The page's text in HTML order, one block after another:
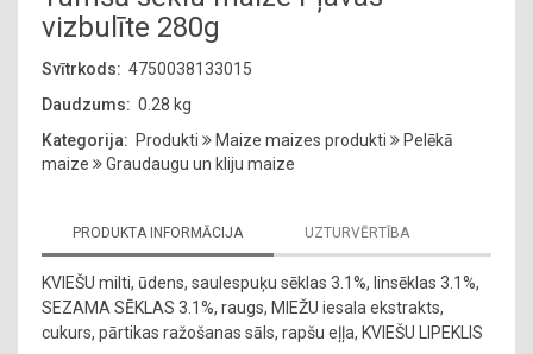
vizbulīte 280g
Svītrkods: 4750038133015
Daudzums: 0.28 kg
Kategorija: Produkti Maize maizes produkti
Pelēkā
maize
Graudaugu un kliju maize
PRODUKTA INFORMĀCIJA UZTURVĒRTĪBA
KVIEŠU milti, ūdens, saulespuķu sēklas 3.1%, linsēklas 3.1%,
SEZAMA SĒKLAS 3.1%, raugs, MIEŽU iesala ekstrakts,
cukurs, pārtikas ražošanas sāls, rapšu eļļa, KVIEŠU LIPEKLIS